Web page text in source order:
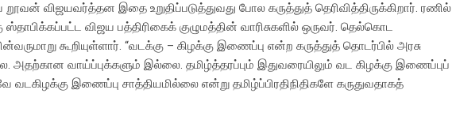
றூவன் விஜயவர்த்தன இதை உறுதிப்படுத்துவது போல கருத்துத் தெரிவித்திருக்கிறார். ரணில்
விஜய பத்திரிகைக் குழுமத்தின் வாரிசுகளில் ஒருவர். தெல்கொட
கூறியுள்ளார். “வடக்கு – கிழக்கு இணைப்பு என்ற கருத்துத் தொடர்பில் அரசு
அதற்கான வாய்ப்புக்களும் இல்லை. தமிழ்த்தரப்பும் இதுவரையிலும் வட கிழக்கு இணைப்புப்
இணைப்பு சாத்தியமில்லை என்று தமிழ்ப்பிரதிநிதிகளே கருதுவதாகத்